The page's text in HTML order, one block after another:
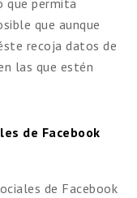
que permita
que aunque
recoja datos de
las que estén
de Facebook
de Facebook